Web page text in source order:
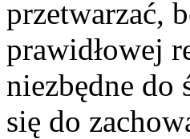
przetwarzać,
prawidłowej
niezbędne do
się do